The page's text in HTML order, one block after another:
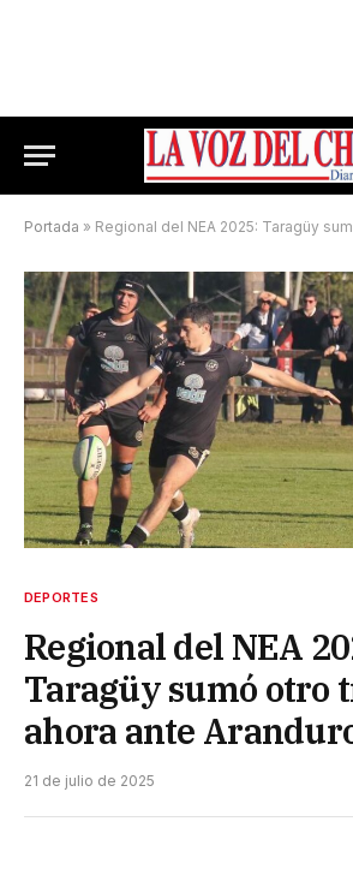
Portada » Regional del NEA 2025: Taragüy sumó otro
DEPORTES
Regional del NEA
Taragüy sumó otro
ahora ante
21 de julio de 2025